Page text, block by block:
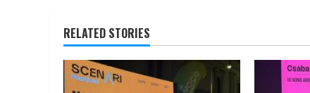
RELATED STORIES